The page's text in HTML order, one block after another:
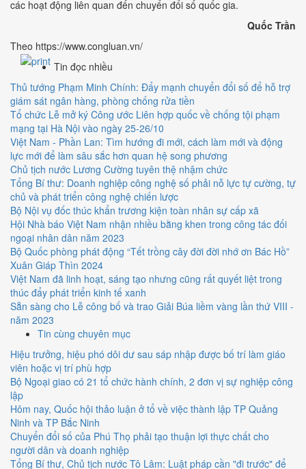
các hoạt động liên quan đến chuyển đổi số quốc gia.
Quốc Trần
Theo https://www.congluan.vn/
Tin đọc nhiều
Thủ tướng Phạm Minh Chính: Đẩy mạnh chuyển đổi số để hỗ trợ
giám sát ngân hàng, phòng chống rửa tiền
Tổ chức Lễ mở ký Công ước Liên hợp quốc về chống tội phạm
mạng tại Hà Nội vào ngày 25-26/10
Việt Nam - Phần Lan: Tìm hướng đi mới, cách làm mới và động
lực mới để làm sâu sắc hơn quan hệ song phương
Chủ tịch nước Lương Cường tuyên thệ nhậm chức
Tổng Bí thư: Doanh nghiệp công nghệ số phải nỗ lực tự cường, tự
chủ và phát triển công nghệ chiến lược
Bộ Nội vụ đốc thúc khẩn trương kiện toàn nhân sự cấp xã
Hội Nhà báo Việt Nam nhận nhiều bằng khen trong công tác đối
ngoại nhân dân năm 2023
Bộ Quốc phòng phát động “Tết trồng cây đời đời nhớ ơn Bác Hồ”
Xuân Giáp Thìn 2024
Việt Nam đã linh hoạt, sáng tạo nhưng cũng rất quyết liệt trong
thúc đẩy phát triển kinh tế xanh
Sẵn sàng cho Lễ công bố và trao Giải Búa liềm vàng lần thứ VIII -
năm 2023
Tin cùng chuyên mục
Hiệu trưởng, hiệu phó dôi dư sau sáp nhập được bố trí làm giáo
viên hoặc vị trí phù hợp
Bộ Ngoại giao có 21 tổ chức hành chính, 2 đơn vị sự nghiệp công
lập
Hôm nay, Quốc hội thảo luận ở tổ về việc thành lập TP Quảng
Ninh và TP Bắc Ninh
Chuyển đổi số của Phú Thọ phải tạo thuận lợi thực chất cho
người dân và doanh nghiệp
Tổng Bí thư, Chủ tịch nước Tô Lâm: Luật pháp cần "đi trước" để